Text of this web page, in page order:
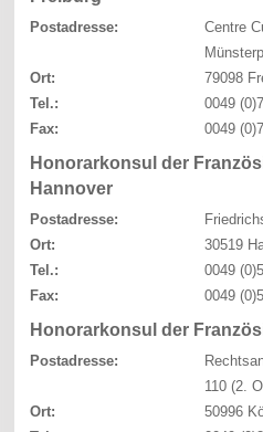
Postadresse:
Centre
Ort:
79098
Tel.:
0049
Fax:
0049
Honorarkonsul der
Hannover
Postadresse:
Ort:
30519
Tel.:
0049
Fax:
0049
Honorarkonsul der
Postadresse:
110 (2.
Ort:
50996